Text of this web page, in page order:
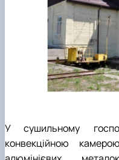
У сушильному
конвекційною